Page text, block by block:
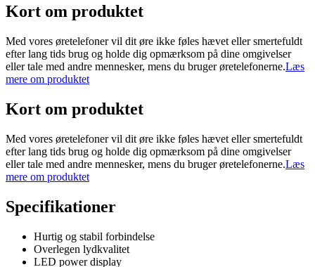
Kort om produktet
Med vores øretelefoner vil dit øre ikke føles hævet eller smertefuldt
efter lang tids brug og holde dig opmærksom på dine omgivelser
eller tale med andre mennesker, mens du bruger øretelefonerne.Læs
mere om produktet
Kort om produktet
Med vores øretelefoner vil dit øre ikke føles hævet eller smertefuldt
efter lang tids brug og holde dig opmærksom på dine omgivelser
eller tale med andre mennesker, mens du bruger øretelefonerne.Læs
mere om produktet
Specifikationer
Hurtig og stabil forbindelse
Overlegen lydkvalitet
LED power display